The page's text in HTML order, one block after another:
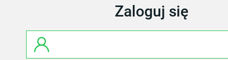
Zaloguj się